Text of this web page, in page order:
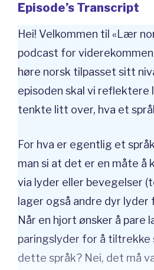
Episode’s Transcript
Hei! Velkommen til «Lær
podcast for
høre norsk tilpasset sitt
episoden skal vi reflektere
tenkte litt over, hva et
For hva er egentlig et
man si at det er en måte å
via lyder eller bevegelser
lager også andre dyr lyder
Når en hjort ønsker å pare
paringslyder for å tiltrekke
dette språk? Nei, det må